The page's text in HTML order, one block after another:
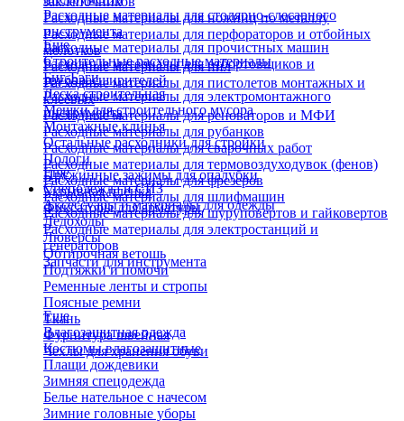
Расходные материалы для ножниц по металлу
Расходные материалы для перфораторов и отбойных
молотков
Расходные материалы для пил
Расходные материалы для пистолетов монтажных и
клеевых
Расходные материалы для реноваторов и МФИ
Расходные материалы для рубанков
Расходные материалы для сварочных работ
Расходные материалы для термовоздуходувок (фенов)
Расходные материалы для фрезеров
Расходные материалы для шлифмашин
Расходные материалы для шуруповертов и гайковертов
Расходные материалы для электростанций и
генераторов
Запчасти для инструмента
Расходные материалы для столярно-слесарного
инструмента
Расходные материалы для прочистных машин
Расходные материалы для отбортовщиков и
труборасширителей
Расходные материалы для электромонтажного
инструмента
Еще
Строительные расходные материалы
Биг-Бэги
Леска строительная
Мешки для строительного мусора
Монтажные клинья
Остальные расходники для стройки
Пологи
Пружинные зажимы для опалубки
Укрывная пленка
Фиксаторы для арматуры
Еще
Спецодежда и СИЗ
Аксессуары и материалы для одежды
Ледоходы
Люверсы
Обтирочная ветошь
Подтяжки и помочи
Ременные ленты и стропы
Поясные ремни
Ткань
Фурнитура швейная
Чехлы для хранения обуви
Еще
Влагозащитная одежда
Костюмы влагозащитные
Плащи дождевики
Зимняя спецодежда
Белье нательное с начесом
Зимние головные уборы